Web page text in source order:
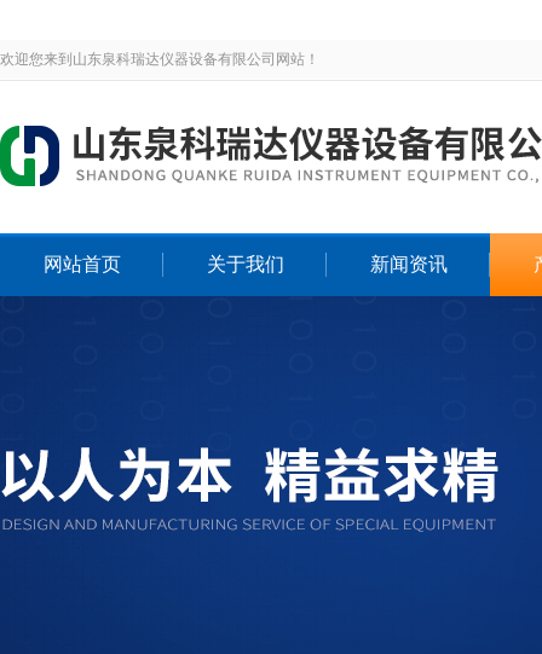
欢迎您来到山东泉科瑞达仪器设备有限公司网站！
网站首页 关于我们 新闻资讯